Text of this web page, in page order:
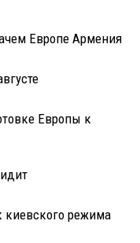
Европе Армения
Европы к
киевского режима